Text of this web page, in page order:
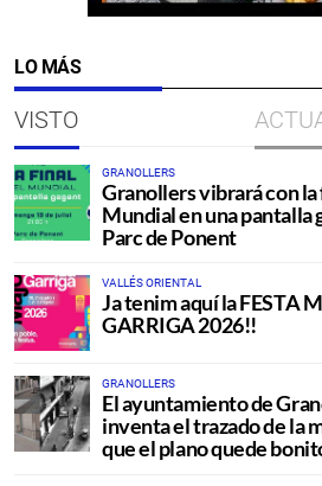
LO MÁS
VISTO
GRANOLLERS
Granollers vibrará con
Mundial en una pantalla
Parc de Ponent
VALLÉS ORIENTAL
Ja tenim aquí la FESTA
GARRIGA 2026!!
GRANOLLERS
El ayuntamiento de
inventa el trazado de la
que el plano quede